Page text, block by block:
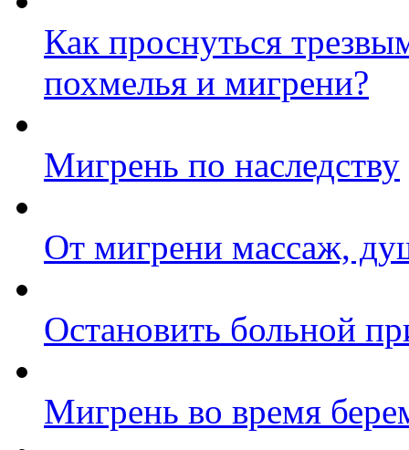
Как проснуться
похмелья и мигрени?
Мигрень по наследству
От мигрени массаж,
Остановить больной
Мигрень во время